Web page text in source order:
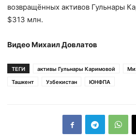
возвращённых активов Гульнары
$313 млн.
Видео Михаил Довлатов
ТЕГИ активы Гульнары Каримовой
Ташкент
Узбекистан ЮНФПА